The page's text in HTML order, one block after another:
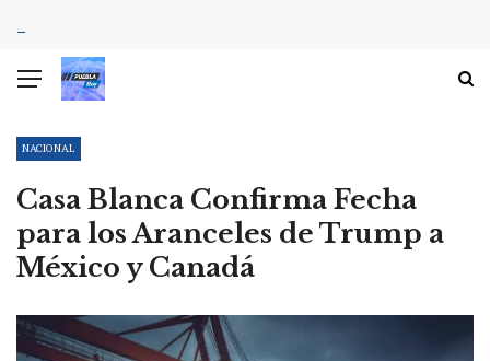
NACIONAL
Casa Blanca Confirma Fecha
para los Aranceles de Trump a
México y Canadá